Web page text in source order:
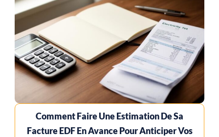
Comment Faire Une Estimation De Sa
Facture EDF En Avance Pour Anticiper Vos